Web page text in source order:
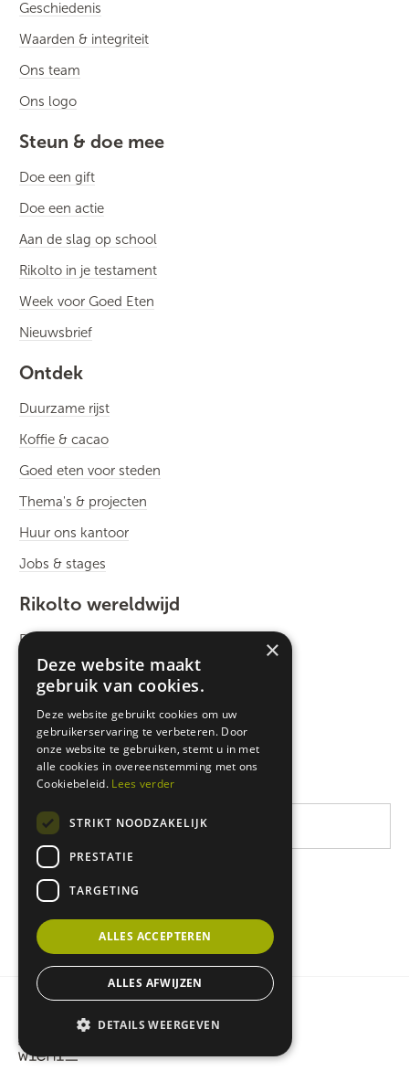
Geschiedenis
Waarden & integriteit
Ons team
Ons logo
Steun & doe mee
Doe een gift
Doe een actie
Aan de slag op school
Rikolto in je testament
Week voor Goed Eten
Nieuwsbrief
Ontdek
Duurzame rijst
Koffie & cacao
Goed eten voor steden
Thema's & projecten
Huur ons kantoor
Jobs & stages
Rikolto wereldwijd
Rikolto International
Zuid-Oost Azië
West-Afrika
Latijns-Amerika
Privacy & cookie policy
×
Deze website maakt
gebruik van cookies.
Deze website gebruikt cookies om uw
gebruikerservaring te verbeteren. Door
onze website te gebruiken, stemt u in met
alle cookies in overeenstemming met ons
Cookiebeleid. Lees verder
STRIKT NOODZAKELIJK
PRESTATIE
TARGETING
ALLES ACCEPTEREN
ALLES AFWIJZEN
DETAILS WEERGEVEN